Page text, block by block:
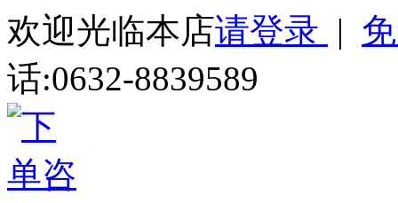
欢迎光临本店请登录 |
话:0632-8839589